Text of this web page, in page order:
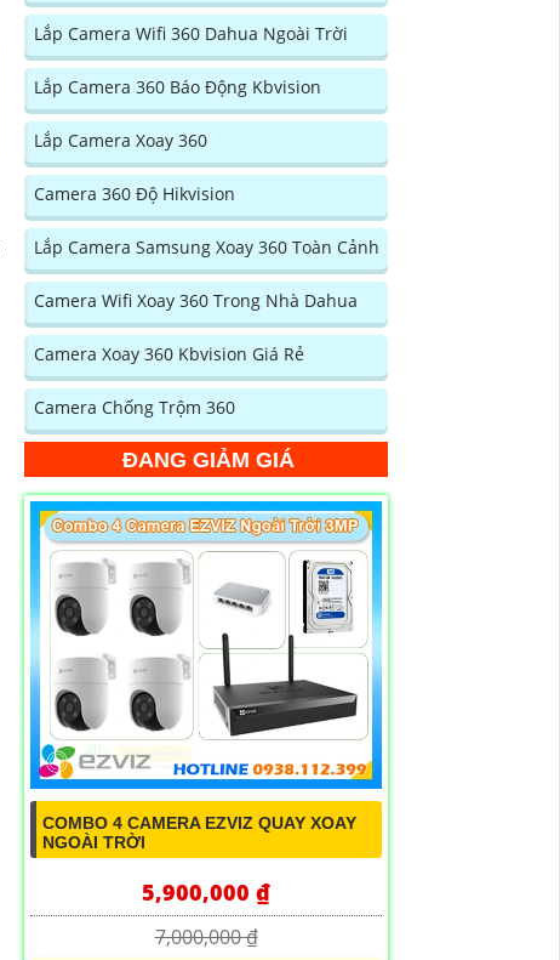
Lắp Camera Wifi 360 Dahua Ngoài Trời
Lắp Camera 360 Báo Động Kbvision
Lắp Camera Xoay 360
Camera 360 Độ Hikvision
Lắp Camera Samsung Xoay 360 Toàn Cảnh
Camera Wifi Xoay 360 Trong Nhà Dahua
Camera Xoay 360 Kbvision Giá Rẻ
Camera Chống Trộm 360
ĐANG GIẢM GIÁ
COMBO 4 CAMERA EZVIZ QUAY XOAY
NGOÀI TRỜI
5,900,000 ₫
7,000,000 ₫